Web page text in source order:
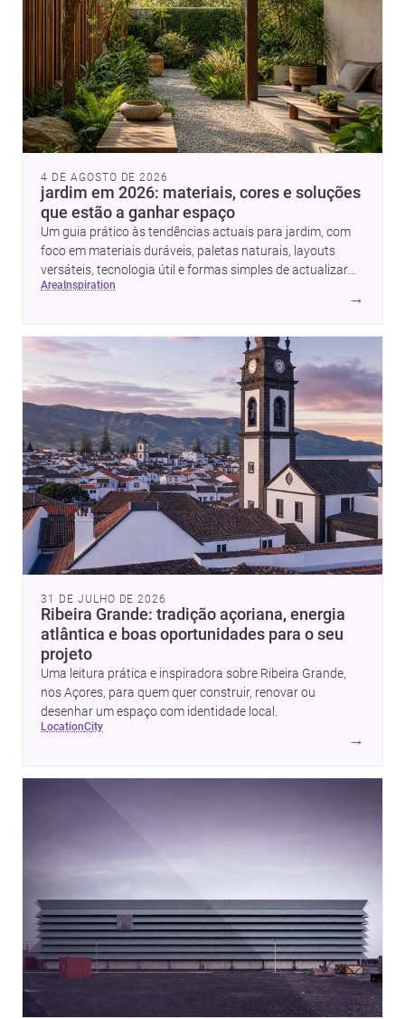
4 DE AGOSTO DE 2026
jardim em 2026: materiais, cores e soluções
que estão a ganhar espaço
Um guia prático às tendências actuais para jardim, com
foco em materiais duráveis, paletas naturais, layouts
versáteis, tecnologia útil e formas simples de actualizar
sem obras totais.
area inspiration
→
31 DE JULHO DE 2026
Ribeira Grande: tradição açoriana, energia
atlântica e boas oportunidades para o seu
projeto
Uma leitura prática e inspiradora sobre Ribeira Grande,
nos Açores, para quem quer construir, renovar ou
desenhar um espaço com identidade local.
location city
→